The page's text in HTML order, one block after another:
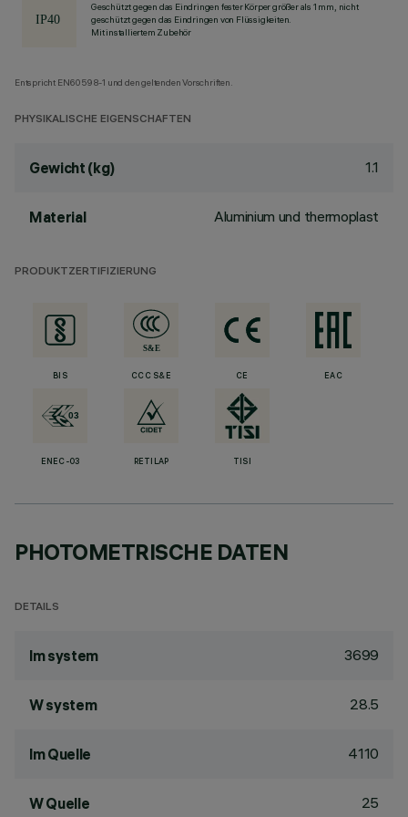
Geschützt gegen das Eindringen fester Körper größer als 1 mm, nicht
geschützt gegen das Eindringen von Flüssigkeiten.
Mit installiertem Zubehör
Entspricht EN60598-1 und den geltenden Vorschriften.
PHYSIKALISCHE EIGENSCHAFTEN
Gewicht (kg) 1.1
Material Aluminium und thermoplast
PRODUKTZERTIFIZIERUNG
BIS CCC S&E CE EAC
ENEC-03 RETILAP TISI
PHOTOMETRISCHE DATEN
DETAILS
lm system 3699
W system 28.5
lm Quelle 4110
W Quelle 25